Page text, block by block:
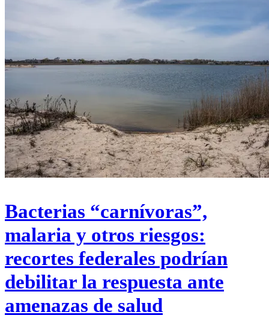
Bacterias “carnívoras”,
malaria y otros riesgos:
recortes federales podrían
debilitar la respuesta ante
amenazas de salud